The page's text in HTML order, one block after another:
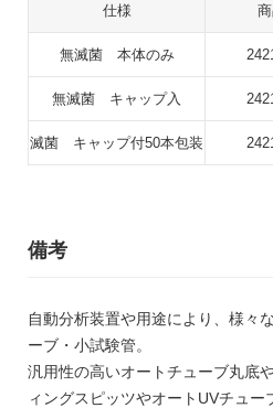
仕様
無滅菌 本体のみ
無滅菌 キャップ入
滅菌 キャップ付50本包装
備考
自動分析装置や用途により、様々
ーブ・小試験管。
汎用性の高いオートチューブ丸底
ィングスピッツやオートUVチュ